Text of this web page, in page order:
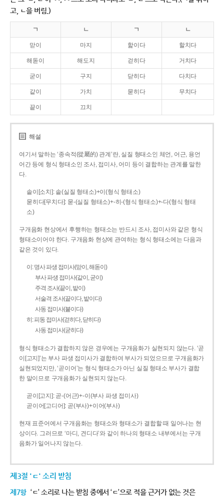
고, ㄴ을 버림.)
ㄱ ㄴ ㄱ ㄴ
맏이 마지 핥이다 할치다
해돋이 해도지 걷히다 거치다
굳이 구지 닫히다 다치다
같이 가치 묻히다 무치다
끝이 끄치
해설
여기서 말하는 ‘종속적(從屬的) 관계’란, 실질 형태소인 체언, 어근, 용언
어간 등에 형식 형태소인 조사, 접미사, 어미 등이 결합하는 관계를 말한
다.
솥이[소치]: 솥(실질 형태소)+이(형식 형태소)
묻히다[무치다]: 묻­-(실질 형태소)+­-히­-(형식 형태소)+-다(형식 형태
소)
구개음화 현상에서 후행하는 형태소는 반드시 조사, 접미사와 같은 형식
형태소이어야 한다. 구개음화 현상에 관여하는 형식 형태소에는 다음과
같은 것이 있다.
이: 명사 파생 접미사(맏이, 해돋이)
부사 파생 접미사(같이, 굳이)
주격 조사(끝이, 밭이)
서술격 조사(끝이다, 밭이다)
사동 접미사(붙이다)
히: 피동 접미사(걷히다, 닫히다)
사동 접미사(굳히다)
형식 형태소가 결합하지 않은 경우에는 구개음화가 실현되지 않는다. ‘곧
이[고지]’는 부사 파생 접미사가 결합하여 부사가 되었으므로 구개음화가
실현되었지만, ‘곧이어’는 형식 형태소가 아닌 실질 형태소 부사가 결합
한 말이므로 구개음화가 실현되지 않는다.
곧이[고지]: 곧-­(어근)+­-이(부사 파생 접미사)
곧이어[고디어]: 곧(부사)+이어(부사)
현재 표준어에서 구개음화는 형태소와 형태소가 결합할 때 일어나는 현
상이다. 그러므로 ‘마디, 견디다’와 같이 하나의 형태소 내부에서는 구개
음화가 일어나지 않는다.
제3절 'ㄷ' 소리 받침
제7항 ‘ㄷ’ 소리로 나는 받침 중에서 ‘ㄷ’으로 적을 근거가 없는 것은